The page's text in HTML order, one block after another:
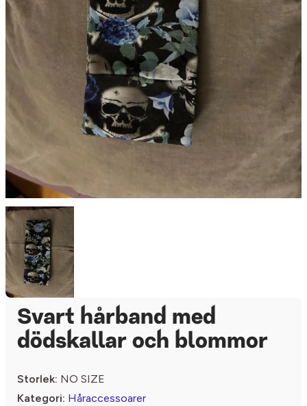
Svart hårband med
dödskallar och blommor
Storlek: NO SIZE
Kategori: Håraccessoarer